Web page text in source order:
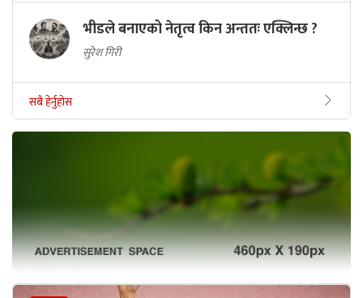
भीडले बनाएको नेतृत्व किन अन्ततः एक्लिन्छ ?
सुरेश गिरी
सबै हेर्नुहोस